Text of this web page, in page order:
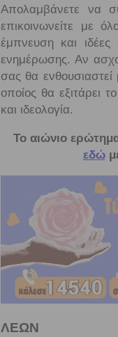
Απολαμβάνετε να
επικοινωνείτε με
έμπνευση και
ενημέρωσης. Αν
σας θα
οποίος θα εξιτάρει
και ιδεολογία.
Το αιώνιο
εδώ
ΛΕΩΝ